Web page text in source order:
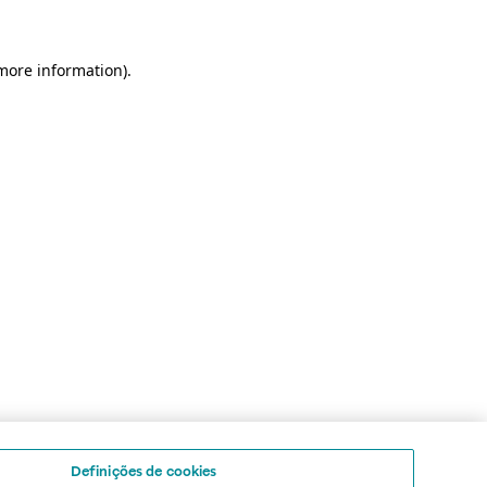
information).
Definições de cookies